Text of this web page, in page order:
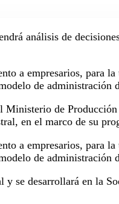
análisis de
a empresarios, para
de administración
de
en el marco de su
a empresarios, para
de administración
se desarrollará en la